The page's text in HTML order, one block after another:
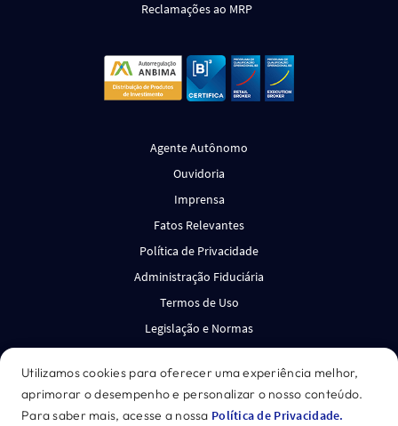
Utilizamos cookies para oferecer uma experiência melhor,
aprimorar o desempenho e personalizar o nosso conteúdo.
Para saber mais, acesse a nossa Política de Privacidade.
Reclamações ao MRP
Agente Autônomo
Ouvidoria
Imprensa
Fatos Relevantes
Política de Privacidade
Administração Fiduciária
Termos de Uso
Legislação e Normas
*Acesse o disclaimer.